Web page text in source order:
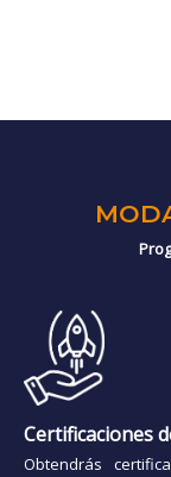
Certificaciones
Obtendrás